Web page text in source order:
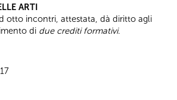
ARTI
otto incontri, attestata, dà diritto agli
di due crediti formativi.